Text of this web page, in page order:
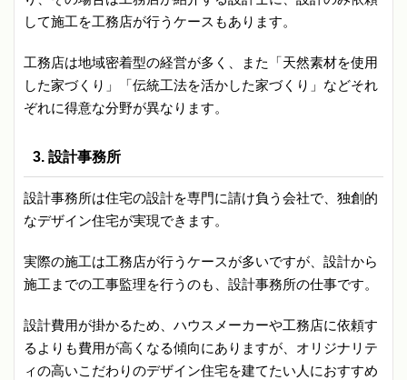
して施工を工務店が行うケースもあります。
工務店は地域密着型の経営が多く、また「天然素材を使用
した家づくり」「伝統工法を活かした家づくり」などそれ
ぞれに得意な分野が異なります。
3. 設計事務所
設計事務所は住宅の設計を専門に請け負う会社で、独創的
なデザイン住宅が実現できます。
実際の施工は工務店が行うケースが多いですが、設計から
施工までの工事監理を行うのも、設計事務所の仕事です。
設計費用が掛かるため、ハウスメーカーや工務店に依頼す
るよりも費用が高くなる傾向にありますが、オリジナリテ
ィの高いこだわりのデザイン住宅を建てたい人におすすめ